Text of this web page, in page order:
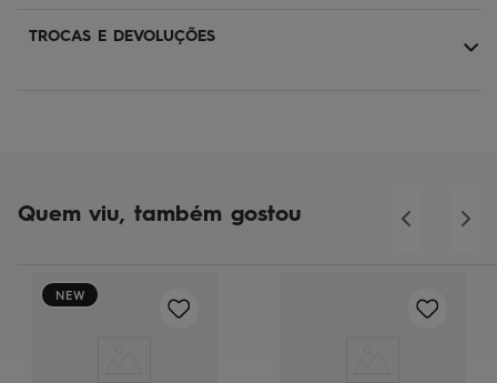
TROCAS E DEVOLUÇÕES
Quem viu, também gostou
NEW